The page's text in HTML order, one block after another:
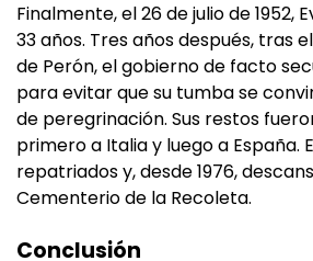
Finalmente, el 26 de julio de 1952,
33 años. Tres años después, tras
de Perón, el gobierno de facto
para evitar que su tumba se
de peregrinación. Sus restos
primero a Italia y luego a España.
repatriados y, desde 1976,
Cementerio de la Recoleta.
Conclusión